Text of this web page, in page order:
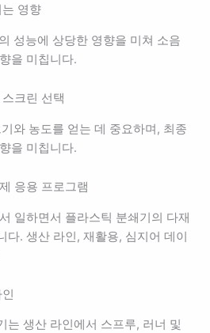
영향
성능에 상당한 영향을 미쳐 소음
을 미칩니다.
크린 선택
와 농도를 얻는 데 중요하며, 최종
을 미칩니다.
응용 프로그램
일하면서 플라스틱 분쇄기의 다재
다. 생산 라인, 재활용, 심지어 데이
는 생산 라인에서 스프루, 러너 및